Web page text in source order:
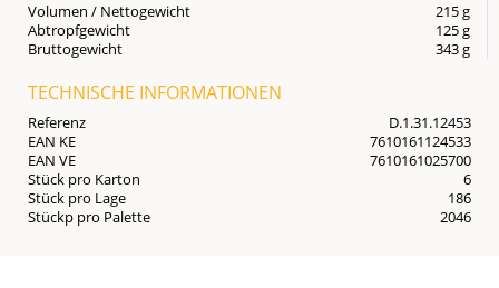
Volumen / Nettogewicht
215 g
Abtropfgewicht
125 g
Bruttogewicht
343 g
TECHNISCHE INFORMATIONEN
Referenz
D.1.31.12453
EAN KE
7610161124533
EAN VE
7610161025700
Stück pro Karton
6
Stück pro Lage
186
Stückp pro Palette
2046